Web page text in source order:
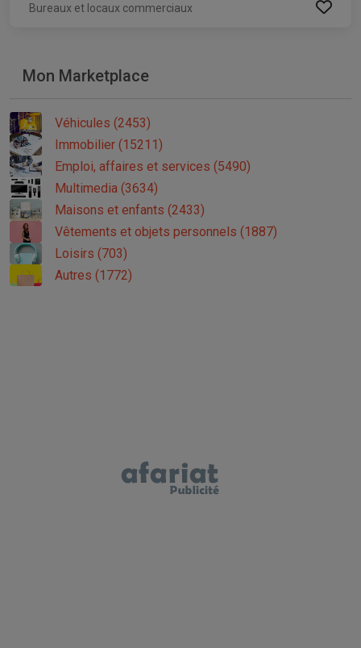
Bureaux et locaux commerciaux
Mon Marketplace
Véhicules (2453)
Immobilier (15211)
Emploi, affaires et services (5490)
Multimedia (3634)
Maisons et enfants (2433)
Vêtements et objets personnels (1887)
Loisirs (703)
Autres (1772)